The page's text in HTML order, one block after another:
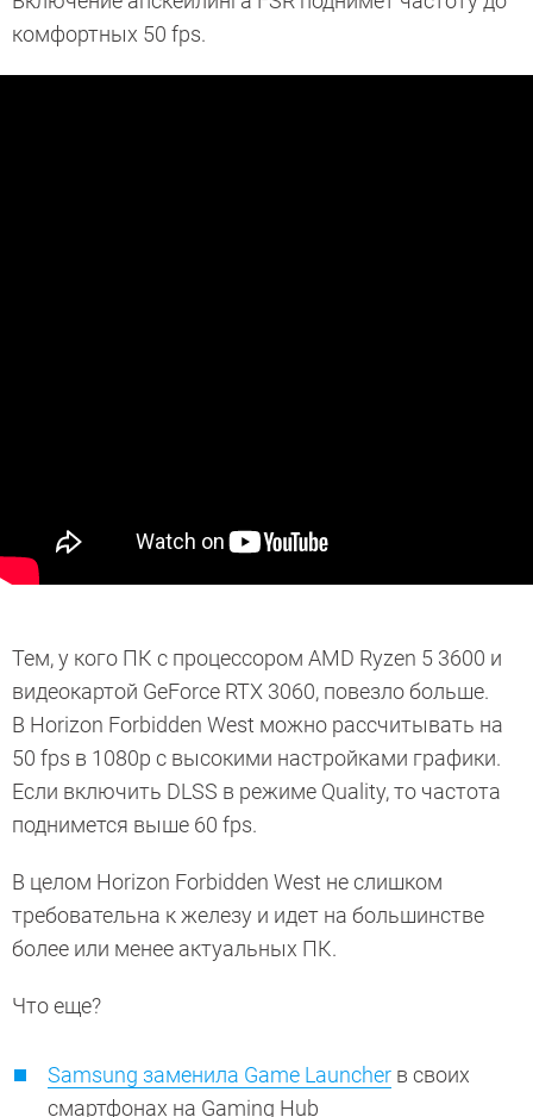
комфортных 50 fps.
Тем, у кого ПК с процессором AMD Ryzen 5 3600 и
видеокартой GeForce RTX 3060, повезло больше.
В Horizon Forbidden West можно рассчитывать на
50 fps в 1080p с высокими настройками графики.
Если включить DLSS в режиме Quality, то частота
поднимется выше 60 fps.
В целом Horizon Forbidden West не слишком
требовательна к железу и идет на большинстве
более или менее актуальных ПК.
Что еще?
Samsung заменила Game Launcher в своих
смартфонах на Gaming Hub